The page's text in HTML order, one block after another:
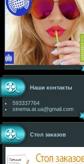
Наши контакты
593337764
sinema.at.ua@gmail.com
Стол заказов